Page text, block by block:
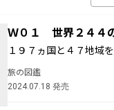
Ｗ０１ 世界２４４
１９７ヵ国と４７地域
旅の図鑑
2024.07.18 発売